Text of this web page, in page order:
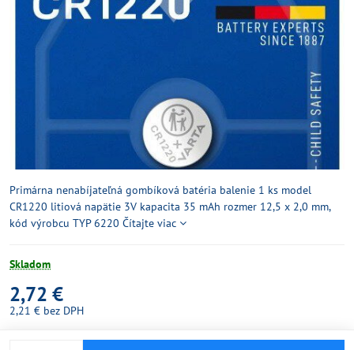
Primárna nenabíjateľná gombíková batéria balenie 1 ks model
CR1220 litiová napätie 3V kapacita 35 mAh rozmer 12,5 x 2,0 mm,
kód výrobcu TYP 6220 Čítajte viac
Skladom
2,72 €
2,21 € bez DPH